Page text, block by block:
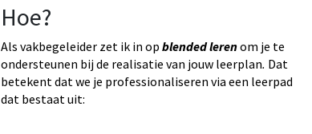
Hoe?
Als vakbegeleider zet ik in op blended lerenom je te
ondersteunen bij de realisatie van jouw leerplan. Dat
betekent dat we je professionaliseren via een leerpad
dat bestaat uit: